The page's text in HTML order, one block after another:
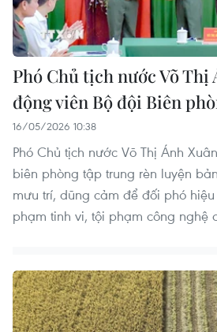
Phó Chủ tịch nước Võ Thị
động viên Bộ đội Biên
16/05/2026 10:38
Phó Chủ tịch nước Võ Thị Ánh
biên phòng tập trung rèn luyện
mưu trí, dũng cảm để đối phó
phạm tinh vi, tội phạm công nghệ